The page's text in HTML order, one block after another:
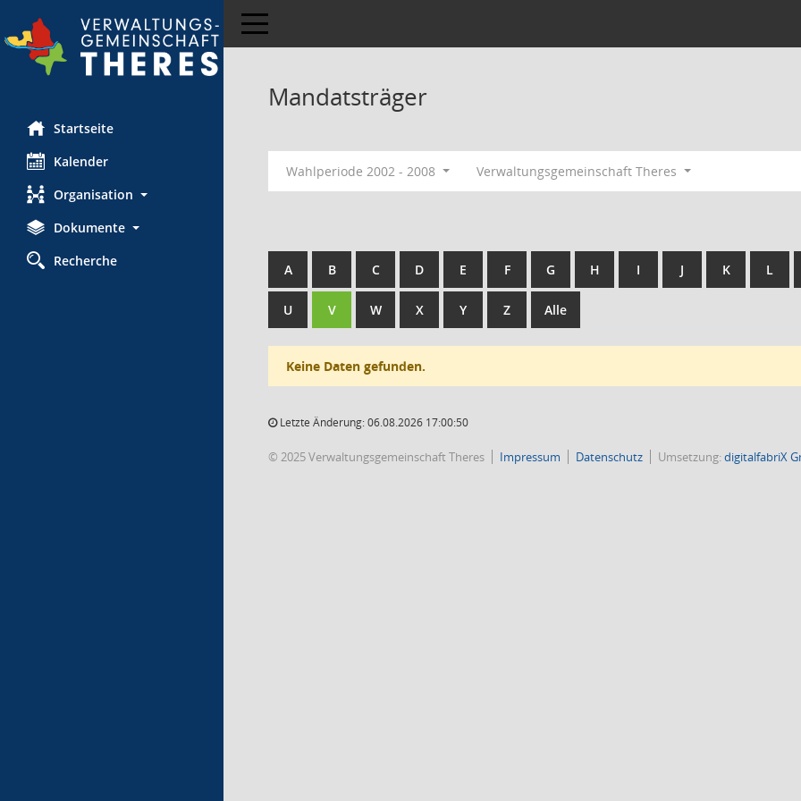
Startseite
Kalender
Organisation
Dokumente
Recherche
Toggle navigation
Mandatsträger
Wahlperiode 2002 - 2008 Verwaltungsgemeinschaft Theres
A B C D E F G H I J K L
U V W X Y Z Alle
Keine Daten gefunden.
Letzte Änderung: 06.08.2026 17:00:50
© 2025 Verwaltungsgemeinschaft Theres Impressum Datenschutz Umsetzung:digitalfabriX